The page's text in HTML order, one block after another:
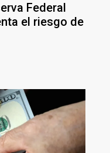
Federal
el riesgo de